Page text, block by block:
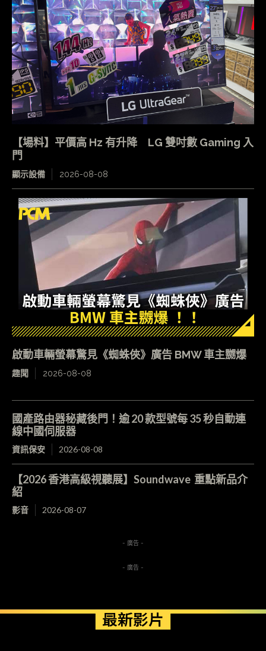
【場料】平價高 Hz 有升降 LG 雙吋數 Gaming 入
門
顯示設備 2026-08-08
啟動車輛螢幕驚見《蜘蛛俠》廣告 BMW 車主嬲爆
趣聞 2026-08-08
國產路由器秘藏後門！逾 20 款型號每 35 秒自動連
線中國伺服器
資訊保安 2026-08-08
【2026 香港高級視聽展】Soundwave 重點新品介
紹
影音 2026-08-07
- 廣告 -
- 廣告 -
最新影片